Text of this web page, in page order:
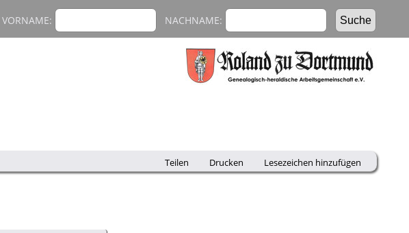
VORNAME: NACHNAME:
Teilen Drucken Lesezeichen hinzufügen